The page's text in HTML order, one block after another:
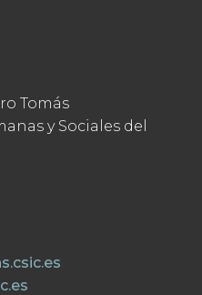
Tomás
y Sociales del